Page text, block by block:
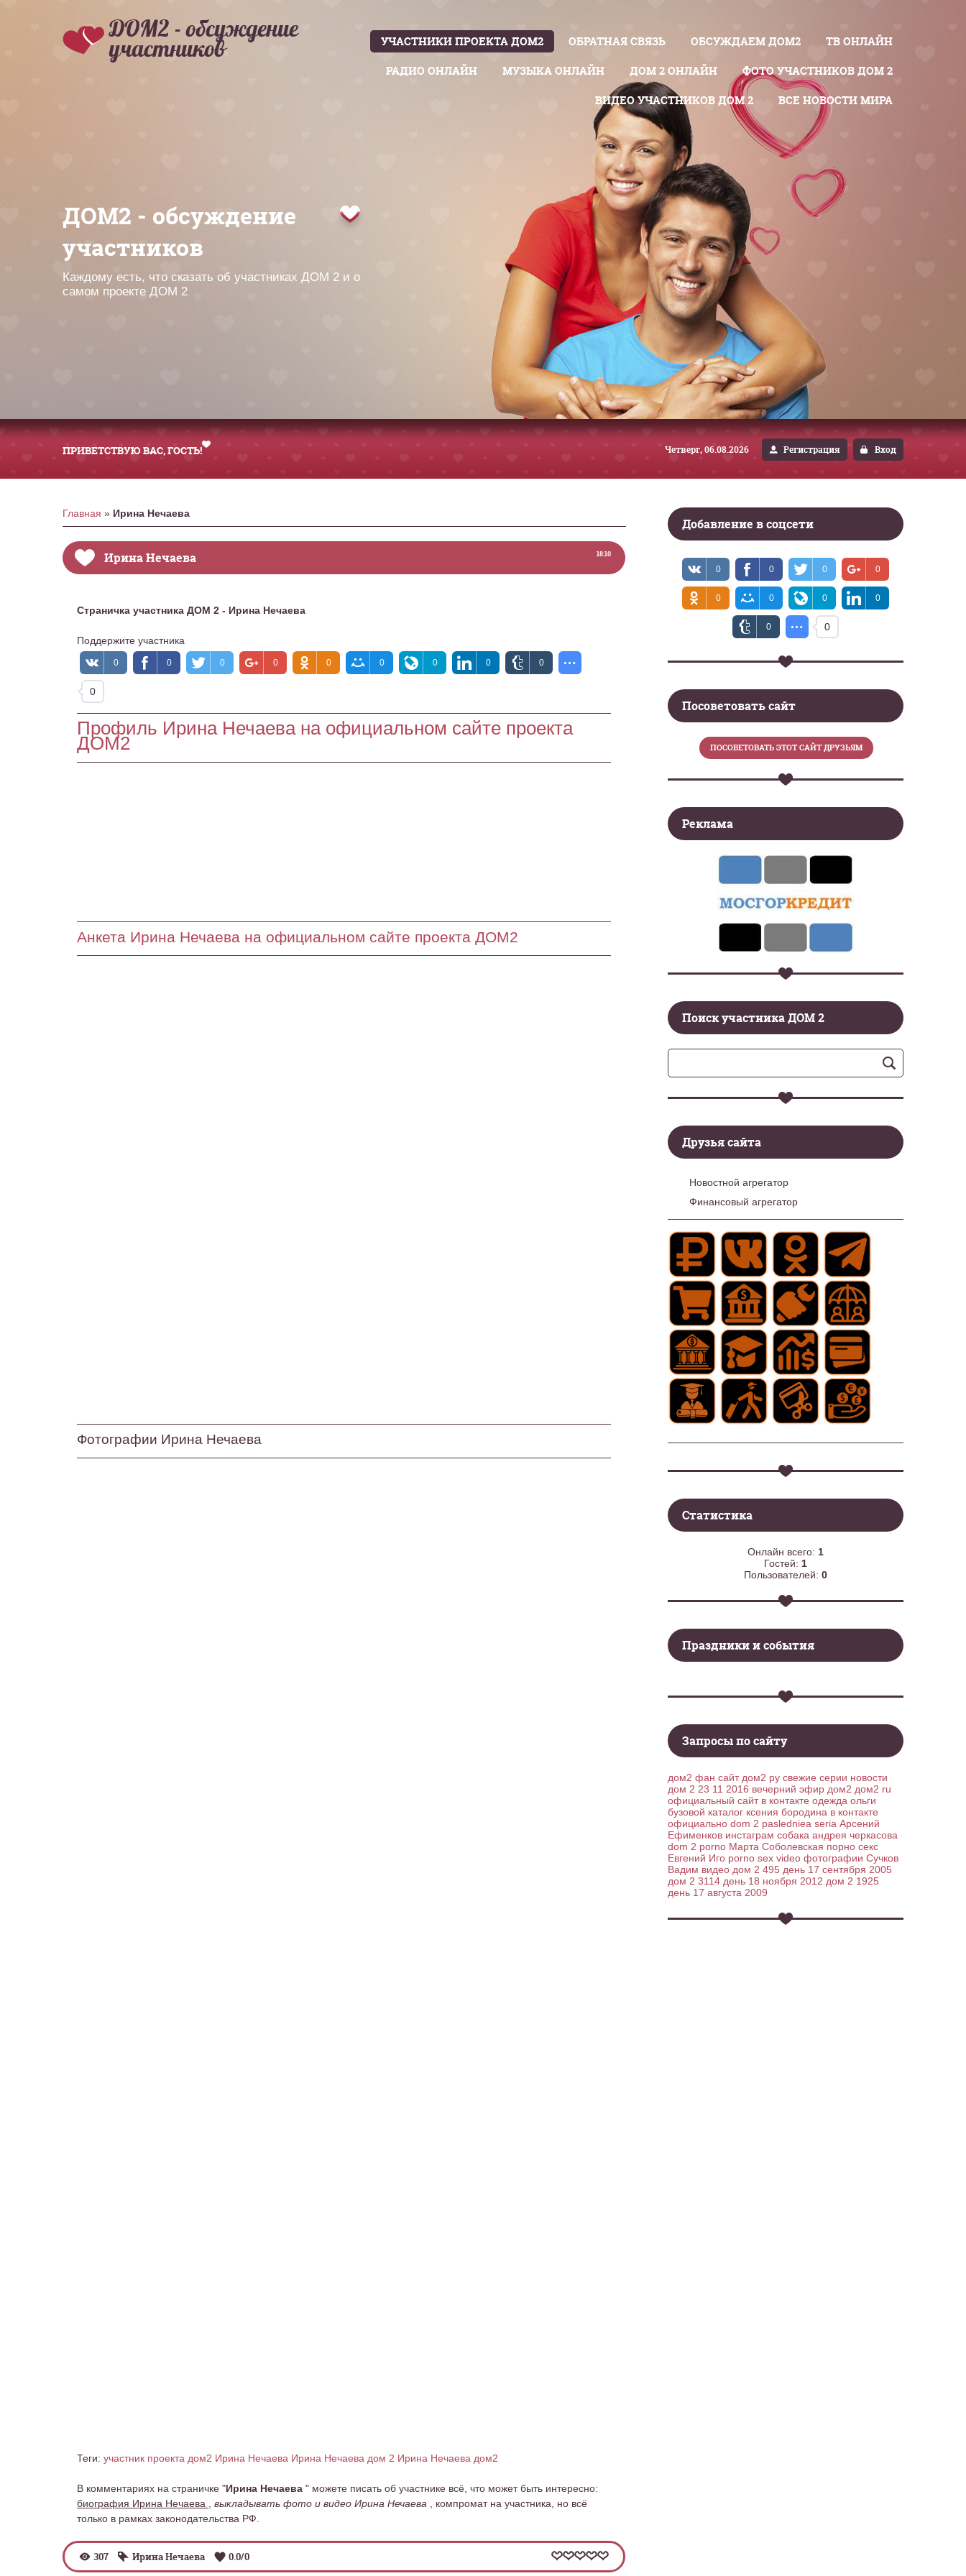
ДОМ2 - обсуждение
участников УЧАСТНИКИ ПРОЕКТА ДОМ2 ОБРАТНАЯ СВЯЗЬ ОБСУЖДАЕМ ДОМ2
ТВ ОНЛАЙН
РАДИО ОНЛАЙН
МУЗЫКА ОНЛАЙН ДОМ 2 ОНЛАЙН
ФОТО УЧАСТНИКОВ ДОМ 2
ВИДЕО УЧАСТНИКОВ ДОМ 2
ВСЕ НОВОСТИ МИРА
ДОМ2 - обсуждение
участников
Каждому есть, что сказать об участниках ДОМ 2 и о
самом проекте ДОМ 2
ПРИВЕТСТВУЮ ВАС, ГОСТЬ! Четверг, 06.08.2026 Регистрация Вход
Главная » Ирина Нечаева
18:10
Ирина Нечаева
Страничка участника ДОМ 2 - Ирина Нечаева
Поддержите участника
0 0 0 0 0 0 0 0 0
0
Профиль Ирина Нечаева на официальном сайте проекта
ДОМ2
Анкета Ирина Нечаева на официальном сайте проекта ДОМ2
Фотографии Ирина Нечаева
Теги: участник проекта дом2 Ирина Нечаева Ирина Нечаева дом 2 Ирина Нечаева дом2
В комментариях на страничке "Ирина Нечаева " можете писать об участнике всё, что может быть интересно:
биография Ирина Нечаева
выкладывать фото и видео Ирина Нечаева
, компромат на участника, но всё
только в рамках законодательства РФ.
307 Ирина Нечаева 0.0/0
Добавление в соцсети
0 0 0 0
0 0 0 0
0 0
Посоветовать сайт
Реклама
Поиск участника ДОМ 2
Друзья сайта
Новостной агрегатор
Финансовый агрегатор
Статистика
Онлайн всего: 1
Гостей: 1
Пользователей:0
Праздники и события
Запросы по сайту
дом2 фан сайт дом2 ру свежие серии новости
дом 2 23 11 2016 вечерний эфир дом2 дом2 ru
официальный сайт в контакте одежда ольги
бузовой каталог ксения бородина в контакте
официально dom 2 pasledniea seria Арсений
Ефименков инстаграм собака андрея черкасова
dom 2 porno Марта Соболевская порно секс
Евгений Иго porno sex video фотографии Сучков
Вадим видео дом 2 495 день 17 сентября 2005
дом 2 3114 день 18 ноября 2012 дом 2 1925
день 17 августа 2009